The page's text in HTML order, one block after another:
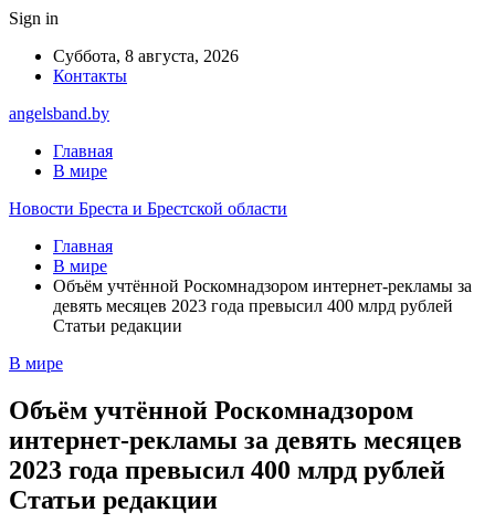
Sign in
Суббота, 8 августа, 2026
Контакты
angelsband.by
Главная
В мире
Новости Бреста и Брестской области
Главная
В мире
Объём учтённой Роскомнадзором интернет-рекламы за
девять месяцев 2023 года превысил 400 млрд рублей
Статьи редакции
В мире
Объём учтённой Роскомнадзором
интернет-рекламы за девять месяцев
2023 года превысил 400 млрд рублей
Статьи редакции